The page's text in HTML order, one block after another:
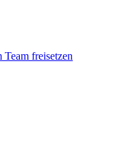
freisetzen